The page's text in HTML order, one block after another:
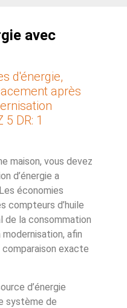
avec
d'énergie,
après
DR: 1
maison, vous devez
d’énergie a
économies
compteurs d’huile
la consommation
modernisation, afin
exacte
d’énergie
système de